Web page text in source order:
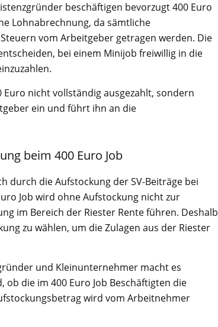
beschäftigen bevorzugt 400 Euro
Lohnabrechnung, da sämtliche
vom Arbeitgeber getragen werden. Die
bei einem Minijob freiwillig in die
Euro nicht vollständig ausgezahlt, sondern
ein und führt ihn an die
beim 400 Euro Job
durch die Aufstockung der SV-Beiträge bei
Job wird ohne Aufstockung nicht zur
im Bereich der Riester Rente führen. Deshalb
zu wählen, um die Zulagen aus der Riester
und Kleinunternehmer macht es
ob die im 400 Euro Job Beschäftigten die
wird vom Arbeitnehmer